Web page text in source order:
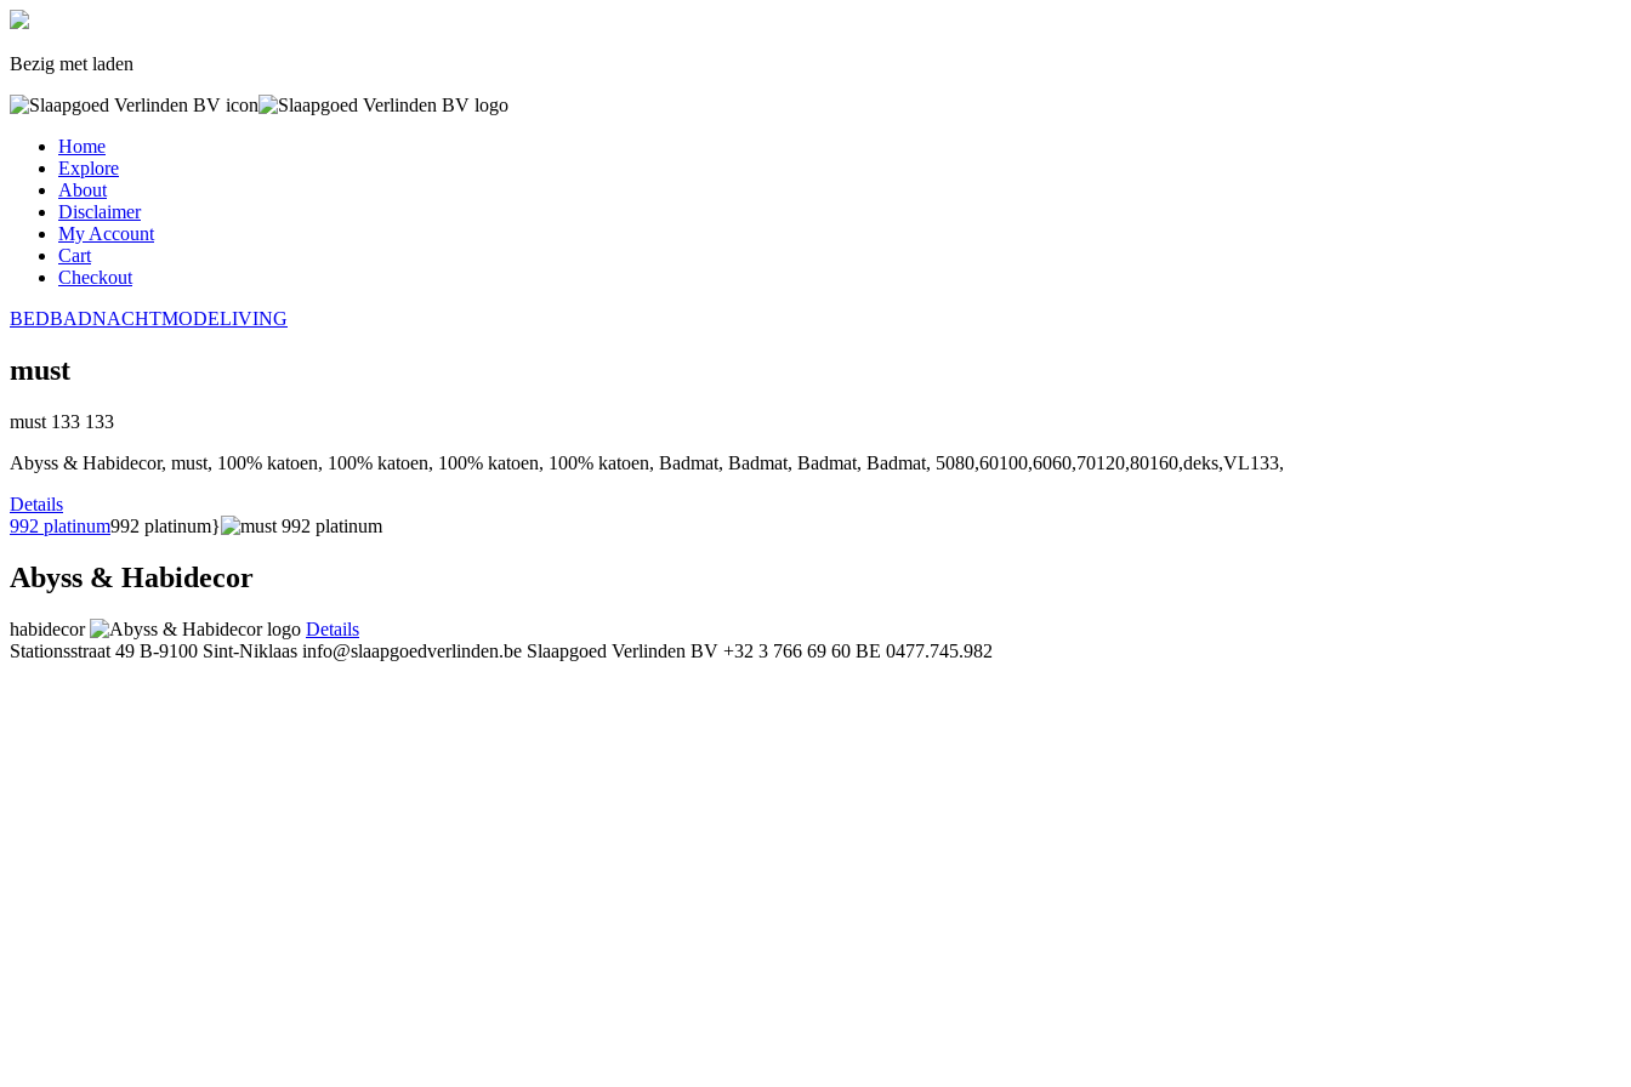
Bezig met laden
Home
Explore
About
Disclaimer
My Account
Cart
Checkout
BEDBADNACHTMODELIVING
must
must 133 133
Abyss & Habidecor, must, 100% katoen, 100% katoen, 100% katoen, 100% katoen, Badmat, Badmat, Badmat, Badmat, 5080,60100,6060,70120,80160,deks,VL133,
Details
992 platinum992 platinum}
Abyss & Habidecor
habidecor
Details
Stationsstraat 49 B-9100 Sint-Niklaas info@slaapgoedverlinden.be Slaapgoed Verlinden BV +32 3 766 69 60 BE 0477.745.982